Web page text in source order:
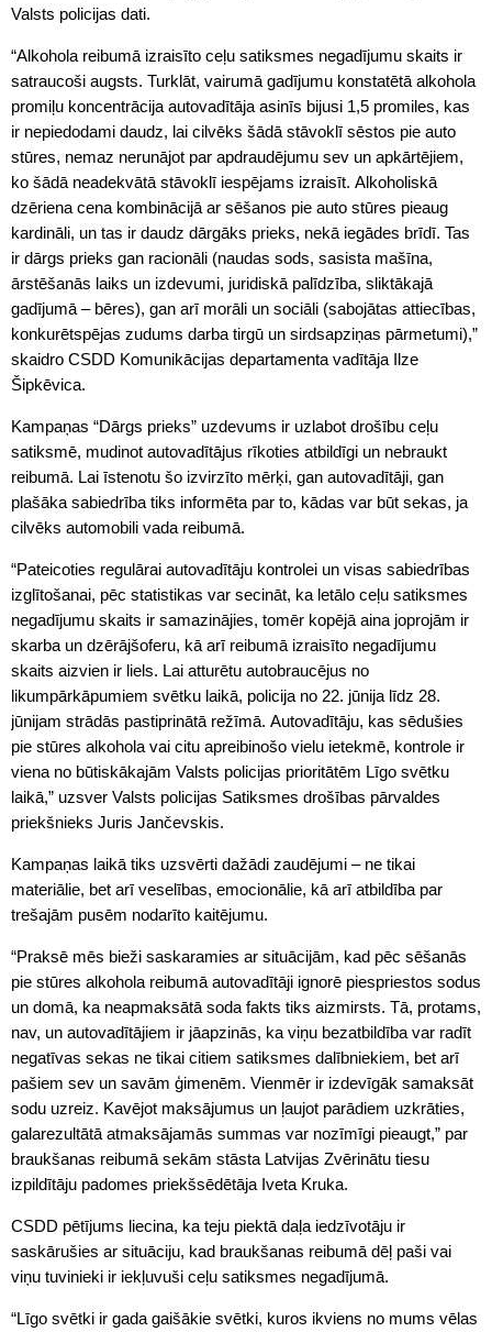
Valsts policijas dati.
“Alkohola reibumā izraisīto ceļu satiksmes negadījumu skaits ir
satraucoši augsts. Turklāt, vairumā gadījumu konstatētā alkohola
promiļu koncentrācija autovadītāja asinīs bijusi 1,5 promiles, kas
ir nepiedodami daudz, lai cilvēks šādā stāvoklī sēstos pie auto
stūres, nemaz nerunājot par apdraudējumu sev un apkārtējiem,
ko šādā neadekvātā stāvoklī iespējams izraisīt. Alkoholiskā
dzēriena cena kombinācijā ar sēšanos pie auto stūres pieaug
kardināli, un tas ir daudz dārgāks prieks, nekā iegādes brīdī. Tas
ir dārgs prieks gan racionāli (naudas sods, sasista mašīna,
ārstēšanās laiks un izdevumi, juridiskā palīdzība, sliktākajā
gadījumā – bēres), gan arī morāli un sociāli (sabojātas attiecības,
konkurētspējas zudums darba tirgū un sirdsapziņas pārmetumi),”
skaidro CSDD Komunikācijas departamenta vadītāja Ilze
Šipkēvica.
Kampaņas “Dārgs prieks” uzdevums ir uzlabot drošību ceļu
satiksmē, mudinot autovadītājus rīkoties atbildīgi un nebraukt
reibumā. Lai īstenotu šo izvirzīto mērķi, gan autovadītāji, gan
plašāka sabiedrība tiks informēta par to, kādas var būt sekas, ja
cilvēks automobili vada reibumā.
“Pateicoties regulārai autovadītāju kontrolei un visas sabiedrības
izglītošanai, pēc statistikas var secināt, ka letālo ceļu satiksmes
negadījumu skaits ir samazinājies, tomēr kopējā aina joprojām ir
skarba un dzērājšoferu, kā arī reibumā izraisīto negadījumu
skaits aizvien ir liels. Lai atturētu autobraucējus no
likumpārkāpumiem svētku laikā, policija no 22. jūnija līdz 28.
jūnijam strādās pastiprinātā režīmā. Autovadītāju, kas sēdušies
pie stūres alkohola vai citu apreibinošo vielu ietekmē, kontrole ir
viena no būtiskākajām Valsts policijas prioritātēm Līgo svētku
laikā,” uzsver Valsts policijas Satiksmes drošības pārvaldes
priekšnieks Juris Jančevskis.
Kampaņas laikā tiks uzsvērti dažādi zaudējumi – ne tikai
materiālie, bet arī veselības, emocionālie, kā arī atbildība par
trešajām pusēm nodarīto kaitējumu.
“Praksē mēs bieži saskaramies ar situācijām, kad pēc sēšanās
pie stūres alkohola reibumā autovadītāji ignorē piespriestos sodus
un domā, ka neapmaksātā soda fakts tiks aizmirsts. Tā, protams,
nav, un autovadītājiem ir jāapzinās, ka viņu bezatbildība var radīt
negatīvas sekas ne tikai citiem satiksmes dalībniekiem, bet arī
pašiem sev un savām ģimenēm. Vienmēr ir izdevīgāk samaksāt
sodu uzreiz. Kavējot maksājumus un ļaujot parādiem uzkrāties,
galarezultātā atmaksājamās summas var nozīmīgi pieaugt,” par
braukšanas reibumā sekām stāsta Latvijas Zvērinātu tiesu
izpildītāju padomes priekšsēdētāja Iveta Kruka.
CSDD pētījums liecina, ka teju piektā daļa iedzīvotāju ir
saskārušies ar situāciju, kad braukšanas reibumā dēļ paši vai
viņu tuvinieki ir iekļuvuši ceļu satiksmes negadījumā.
“Līgo svētki ir gada gaišākie svētki, kuros ikviens no mums vēlas